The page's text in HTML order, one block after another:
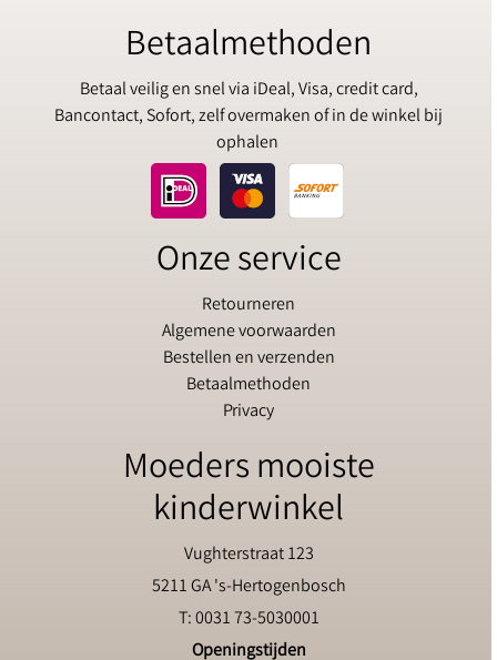
Betaalmethoden
Betaal veilig en snel via iDeal, Visa, credit card,
Bancontact, Sofort, zelf overmaken of in de winkel bij
ophalen
Onze service
Retourneren
Algemene voorwaarden
Bestellen en verzenden
Betaalmethoden
Privacy
Moeders mooiste
kinderwinkel
Vughterstraat 123
5211 GA 's-Hertogenbosch
T: 0031 73-5030001
Openingstijden